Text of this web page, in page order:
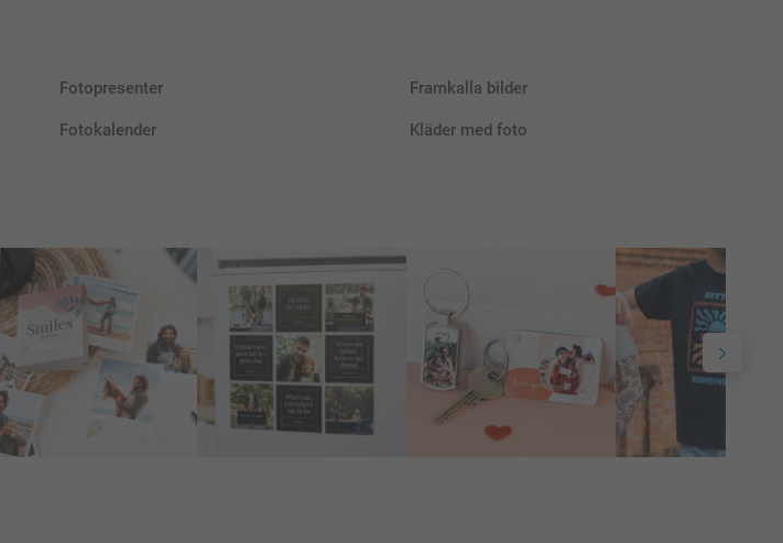
Fotopresenter Framkalla bilder
Fotokalender Kläder med foto